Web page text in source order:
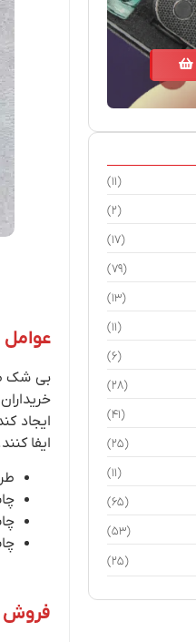
(11)
(2)
(17)
(79)
(13)
(11)
(6)
(28)
(41)
(25)
(11)
(65)
(53)
(25)
بی شک
ایجاد
ایفا
فروش